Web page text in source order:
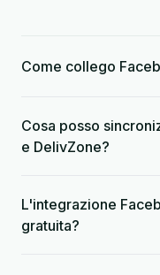
Come collego
Cosa posso
e DelivZone?
L'integrazione
gratuita?